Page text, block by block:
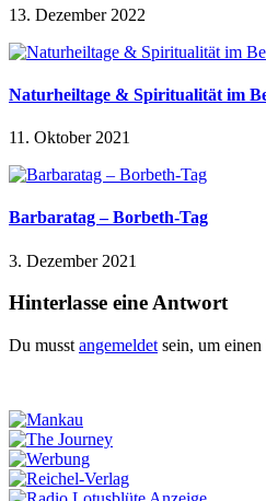
13. Dezember 2022
Naturheiltage & Spiritualität im
11. Oktober 2021
Barbaratag – Borbeth-Tag
3. Dezember 2021
Hinterlasse eine Antwort
Du musst angemeldet sein, um